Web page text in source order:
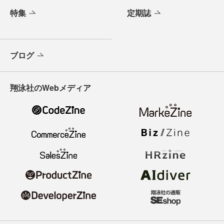
特集 定期誌
ブログ
翔泳社のWebメディア